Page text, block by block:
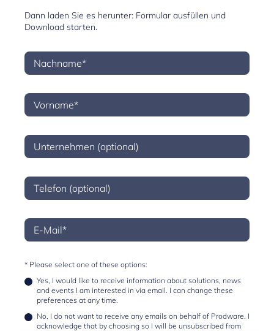
Dann laden Sie es herunter: Formular ausfüllen und
Download starten.
* Please select one of these options:
Yes, I would like to receive information about solutions, news
and events I am interested in via email. I can change these
preferences at any time.
No, I do not want to receive any emails on behalf of Prodware. I
acknowledge that by choosing so I will be unsubscribed from